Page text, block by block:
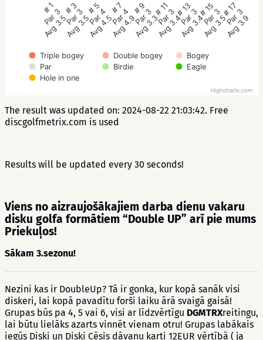
Triple bogey Double bogey
Bogey
Par
Birdie
Eagle
Hole in one
# 1
Par 3
Avg 3.5
# 3
Par 3
Avg 3.5
# 5
Par 4
Avg 4.5
# 7
Par 4
Avg 4.9
# 9
Par 3
Avg 3.3
# 11
Par 3
Avg 3.4
# 13
Par 3
Avg 3.4
# 15
Par 3
Avg 3.5
# 17
Par 3
Avg 3.9
Highcharts.com
The result was updated on: 2024-08-22 21:03:42. Free
discgolfmetrix.com is used
Results will be updated every 30 seconds!
Viens no aizraujošākajiem darba dienu vakaru
disku golfa formātiem “Double UP” arī pie mums
Priekuļos!
Sākam 3.sezonu!
Nezini kas ir DoubleUp? Tā ir gonka, kur kopā sanāk visi
diskeri, lai kopā pavadītu forši laiku ārā svaigā gaisā!
Grupas būs pa 4, 5 vai 6, visi ar līdzvērtīgu DGMTRXreitingu,
lai būtu lielāks azarts vinnēt vienam otru! Grupas labākais
iegūs Diski un Diski Cēsis dāvanu karti 12EUR vērtībā ( ja